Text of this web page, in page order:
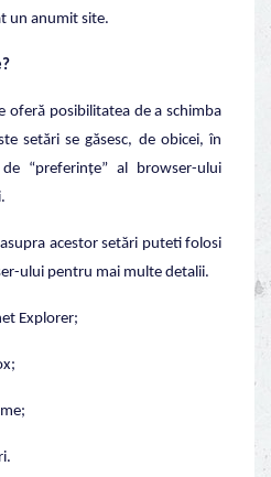
un anumit site.
oferă posibilitatea de a schimba
setări se găsesc, de obicei, în
“preferințe” al browser-ului
acestor setări puteti folosi
ului pentru mai multe detalii.
Explorer;